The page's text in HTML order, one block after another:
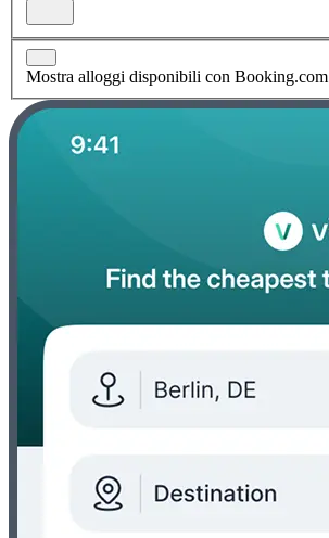
Mostra alloggi disponibili con Booking.com